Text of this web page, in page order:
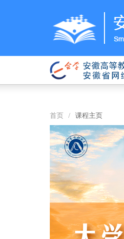
首页 / 课程主页